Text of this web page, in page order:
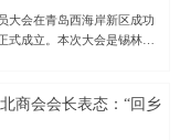
黑龙江）有限公司、绥化市
察看、座谈交流，深入了解
赛道上书写着开拓奋进的精
新贡献。绥化鼎汇生物科技
大会在青岛西海岸新区成功
成立。本次大会是锡林郭
成立大会的批复》，随后审
立筹备工作报告》《第一届
商会会长表态：“回乡